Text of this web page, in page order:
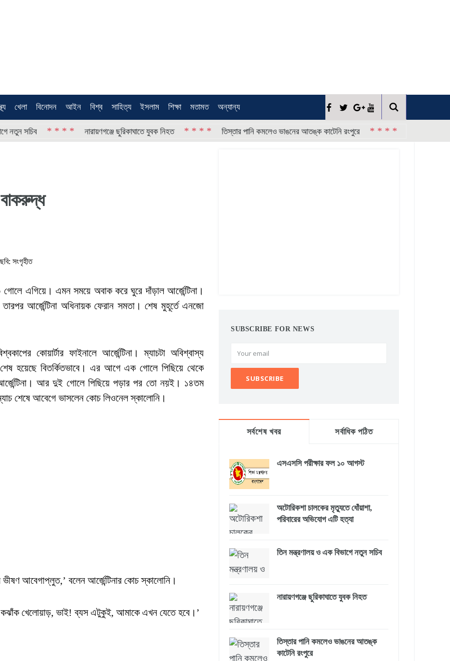
খেলা বিনোদন আইন বিশ্ব সাহিত্য ইসলাম শিক্ষা মতামত অন্যান্য
সচিব * * * * নারায়ণগঞ্জে ছুরিকাঘাতে যুবক নিহত * * * * তিস্তার পানি কমলেও ভাঙনের আতঙ্ক কাটেনি রংপুরে * * * *
ছবি: সংগৃহীত
এগিয়ে। এমন সময়ে অবাক করে ঘুরে দাঁড়াল আর্জেন্টিনা।
আর্জেন্টিনা অধিনায়ক ফেরান সমতা। শেষ মুহূর্তে এনজো
কোয়ার্টার ফাইনালে আর্জেন্টিনা। ম্যাচটা অবিশ্বাস্য
হয়েছে বিতর্কিতভাবে। এর আগে এক গোলে পিছিয়ে থেকে
আর দুই গোলে পিছিয়ে পড়ার পর তো নয়ই। ১৪তম
শেষে আবেগে ভাসলেন কোচ লিওনেল স্কালোনি।
আবেগাপ্লুত,’ বলেন আর্জেন্টিনার কোচ স্কালোনি।
একঝাঁক খেলোয়াড়, ভাই! ব্যস এটুকুই, আমাকে এখন যেতে হবে।’
SUBSCRIBE FOR NEWS
সর্বশেষ খবর সর্বাধিক পঠিত
এসএসসি পরীক্ষার ফল ১০ আগস্ট
অটোরিকশা চালকের মৃত্যুতে ধোঁয়াশা,
পরিবারের অভিযোগ এটি হত্যা
তিন মন্ত্রণালয় ও এক বিভাগে নতুন সচিব
নারায়ণগঞ্জে ছুরিকাঘাতে যুবক নিহত
তিস্তার পানি কমলেও ভাঙনের আতঙ্ক
কাটেনি রংপুরে